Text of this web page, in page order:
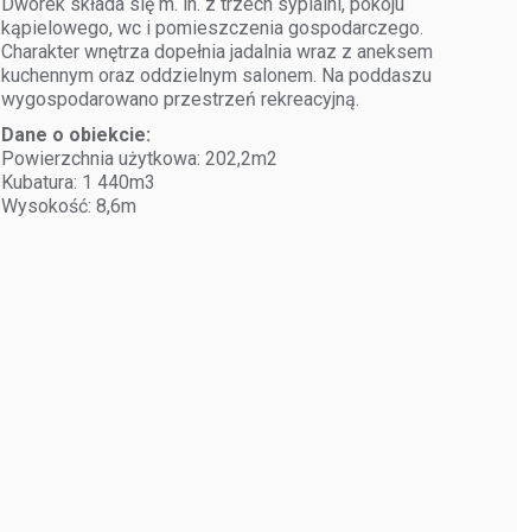
kąpielowego, wc i pomieszczenia gospodarczego.
Charakter wnętrza dopełnia jadalnia wraz z aneksem
kuchennym oraz oddzielnym salonem. Na poddaszu
wygospodarowano przestrzeń rekreacyjną.
Dane o obiekcie:
Powierzchnia użytkowa: 202,2m2
Kubatura: 1 440m3
Wysokość: 8,6m